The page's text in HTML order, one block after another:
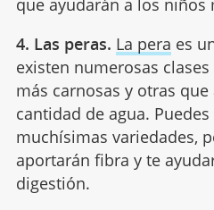
que ayudarán a los niños
4. Las peras. La pera es
existen numerosas
más carnosas y otras
cantidad de agua.
muchísimas variedades,
aportarán fibra y te
digestión.